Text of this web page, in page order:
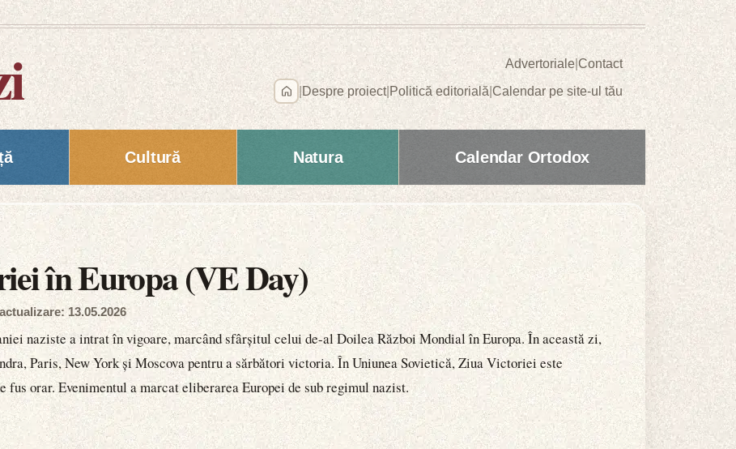
Advertoriale|Contact
Despre proiect| Politică editorială|Calendar pe site-ul tău
Cultură Natura Calendar Ortodox
în Europa (VE Day)
13.05.2026
naziste a intrat în vigoare, marcând sfârșitul celui de-al Doilea Război Mondial în Europa. În această zi,
Paris, New York și Moscova pentru a sărbători victoria. În Uniunea Sovietică, Ziua Victoriei este
fus orar. Evenimentul a marcat eliberarea Europei de sub regimul nazist.